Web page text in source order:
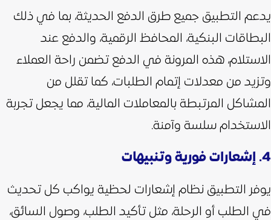
يدعم التطبيق جميع طرق الدفع الحديثة، بما في ذلك
البطاقات البنكية، المحافظ الرقمية، والدفع عند
الاستلام، هذه المرونة في الدفع تضمن راحة العملاء
وتزيد من معدلات إتمام الطلبات، كما تقلل من
المشاكل المرتبطة بالمعاملات المالية، مما يجعل تجربة
الاستخدام سلسة وآمنة.
4. إشعارات فورية وتنبيهات
يوفر التطبيق نظام إشعارات لحظية يواكب كل تحديث
في الطلب أو الرحلة، مثل تأكيد الطلب، وصول السائق،